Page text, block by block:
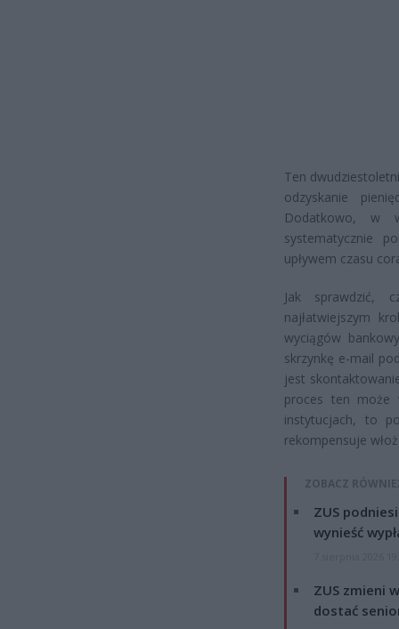
Ten
odzyskanie
Dodatkowo, w
systematycznie
upływem czasu
Jak sprawdzić,
najłatwiejszym
wyciągów
skrzynkę e-mail
jest
proces ten może
instytucjach, to
rekompensuje
ZOBACZ
ZUS
wynieść
ZUS zmieni
dostać